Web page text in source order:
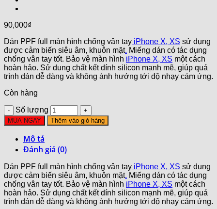
90,000₫
Dán PPF full màn hình chống vân tay iPhone X, XS sử dụng
được cảm biến siêu âm, khuôn mặt. Miếng dán có tác dụng
chống vân tay tốt. Bảo vệ màn hình iPhone X, XS một cách
hoàn hảo. Sử dụng chất kết dính silicon mạnh mẽ, giúp quá
trình dán dễ dàng và không ảnh hưởng tới độ nhạy cảm ứng.
Còn hàng
Số lượng
MUA NGAY Thêm vào giỏ hàng
Mô tả
Đánh giá (0)
Dán PPF full màn hình chống vân tay iPhone X, XS sử dụng
được cảm biến siêu âm, khuôn mặt. Miếng dán có tác dụng
chống vân tay tốt. Bảo vệ màn hình iPhone X, XS một cách
hoàn hảo. Sử dụng chất kết dính silicon mạnh mẽ, giúp quá
trình dán dễ dàng và không ảnh hưởng tới độ nhạy cảm ứng.